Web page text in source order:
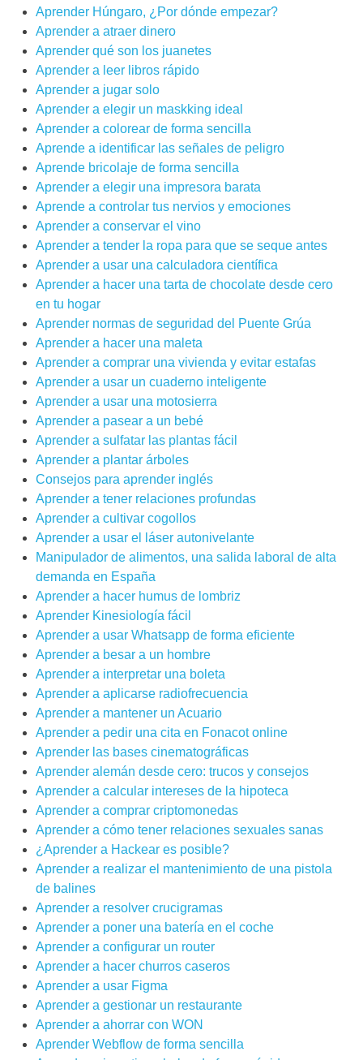
Aprender Húngaro, ¿Por dónde empezar?
Aprender a atraer dinero
Aprender qué son los juanetes
Aprender a leer libros rápido
Aprender a jugar solo
Aprender a elegir un maskking ideal
Aprender a colorear de forma sencilla
Aprende a identificar las señales de peligro
Aprende bricolaje de forma sencilla
Aprender a elegir una impresora barata
Aprende a controlar tus nervios y emociones
Aprender a conservar el vino
Aprender a tender la ropa para que se seque antes
Aprender a usar una calculadora científica
Aprender a hacer una tarta de chocolate desde cero
en tu hogar
Aprender‌ ‌‌normas‌ ‌de‌ ‌seguridad‌ ‌del‌ ‌Puente‌ ‌Grúa‌ ‌
Aprender a hacer una maleta
Aprender a comprar una vivienda y evitar estafas
Aprender a usar un cuaderno inteligente
Aprender a usar una motosierra
Aprender a pasear a un bebé
Aprender a sulfatar las plantas fácil
Aprender a plantar árboles
Consejos para aprender inglés
Aprender a tener relaciones profundas
Aprender a cultivar cogollos
Aprender a usar el láser autonivelante
Manipulador de alimentos, una salida laboral de alta
demanda en España
Aprender a hacer humus de lombriz
Aprender Kinesiología fácil
Aprender a usar Whatsapp de forma eficiente
Aprender a besar a un hombre
Aprender a interpretar una boleta
Aprender a aplicarse radiofrecuencia
Aprender a mantener un Acuario
Aprender a pedir una cita en Fonacot online
Aprender las bases cinematográficas
Aprender alemán desde cero: trucos y consejos
Aprender a calcular intereses de la hipoteca
Aprender a comprar criptomonedas
Aprender a cómo tener relaciones sexuales sanas
¿Aprender a Hackear es posible?
Aprender a realizar el mantenimiento de una pistola
de balines
Aprender a resolver crucigramas
Aprender a poner una batería en el coche
Aprender a configurar un router
Aprender a hacer churros caseros
Aprender a usar Figma
Aprender a gestionar un restaurante
Aprender a ahorrar con WON
Aprender Webflow de forma sencilla